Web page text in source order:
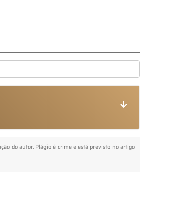
do autor. Plágio é crime e está previsto no artigo